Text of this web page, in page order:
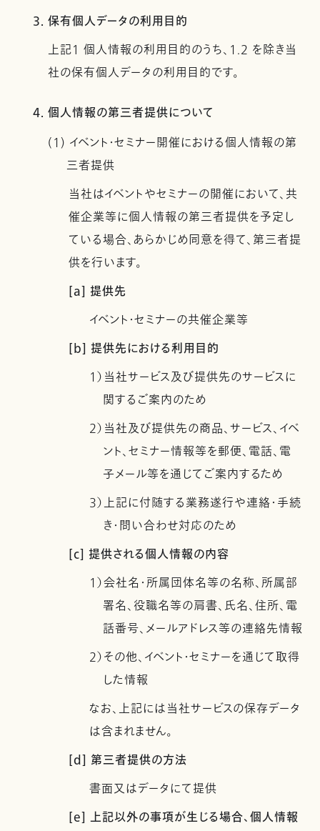
3. 保有個人データの利用目的
上記１ 個人情報の利用目的のうち、1.2 を除き当
社の保有個人データの利用目的です。
4. 個人情報の第三者提供について
(1) イベント・セミナー開催における個人情報の第
三者提供
当社はイベントやセミナーの開催において、共
催企業等に個人情報の第三者提供を予定し
ている場合、あらかじめ同意を得て、第三者提
供を行います。
[a] 提供先
イベント・セミナーの共催企業等
[b] 提供先における利用目的
1）当社サービス及び提供先のサービスに
関するご案内のため
2）当社及び提供先の商品、サービス、イベ
ント、セミナー情報等を郵便、電話、電
子メール等を通じてご案内するため
3）上記に付随する業務遂行や連絡・手続
き・問い合わせ対応のため
[c] 提供される個人情報の内容
1）会社名・所属団体名等の名称、所属部
署名、役職名等の肩書、氏名、住所、電
話番号、メールアドレス等の連絡先情報
2）その他、イベント・セミナーを通じて取得
した情報
なお、上記には当社サービスの保存データ
は含まれません。
[d] 第三者提供の方法
書面又はデータにて提供
[e] 上記以外の事項が生じる場合、個人情報